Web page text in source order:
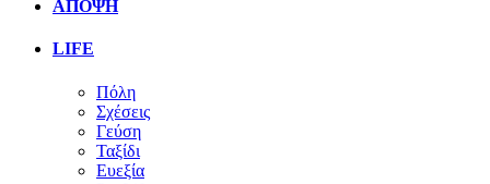
ΑΠΟΨΗ
LIFE
Πόλη
Σχέσεις
Γεύση
Ταξίδι
Ευεξία